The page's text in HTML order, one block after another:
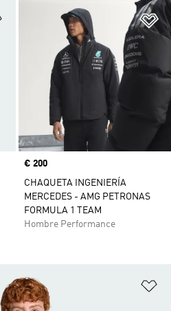
Añadir a la lista de deseos
Precio
€ 200
CHAQUETA INGENIERÍA
MERCEDES - AMG PETRONAS
FORMULA 1 TEAM
Hombre Performance